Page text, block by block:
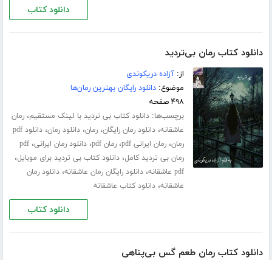
دانلود کتاب
دانلود کتاب رمان بی‌تردید
از:آزاده دریکوندی
موضوع:دانلود رایگان بهترین رمان‌ها
۴۹۸ صفحه
برچسب‌ها:دانلود کتاب بی تردید با لینک مستقیم،رمان
عاشقانه،دانلود رمان رایگان،رمان،دانلود رمان،
دانلود pdf
رمان،رمان ایرانی pdf ،رمان pdf ،دانلود رمان ایرانی،pdf
رمان بی تردید کامل،دانلود کتاب بی تردید برای موبایل،
pdf عاشقانه ،دانلود رایگان رمان عاشقانه،دانلود رمان
عاشقانه،دانلود کتاب عاشقانه
دانلود کتاب
دانلود کتاب رمان طعم گس بی‌پناهی